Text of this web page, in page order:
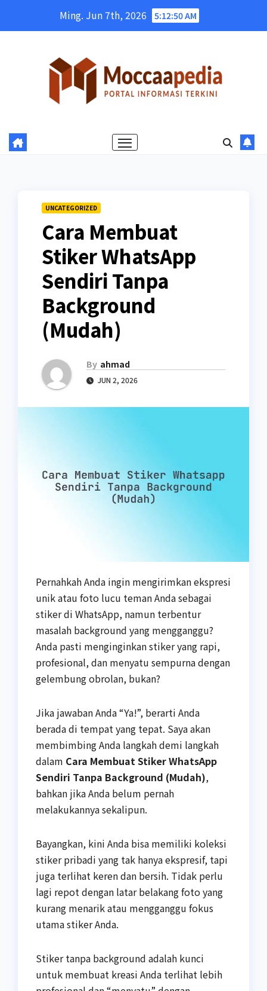
Ming. Jun 7th, 2026 5:12:51 AM
UNCATEGORIZED
Cara Membuat
Stiker WhatsApp
Sendiri Tanpa
Background
(Mudah)
By ahmad
JUN 2, 2026
Pernahkah Anda ingin mengirimkan ekspresi
unik atau foto lucu teman Anda sebagai
stiker di WhatsApp, namun terbentur
masalah background yang mengganggu?
Anda pasti menginginkan stiker yang rapi,
profesional, dan menyatu sempurna dengan
gelembung obrolan, bukan?
Jika jawaban Anda “Ya!”, berarti Anda
berada di tempat yang tepat. Saya akan
membimbing Anda langkah demi langkah
dalam Cara Membuat Stiker WhatsApp
Sendiri Tanpa Background (Mudah),
bahkan jika Anda belum pernah
melakukannya sekalipun.
Bayangkan, kini Anda bisa memiliki koleksi
stiker pribadi yang tak hanya ekspresif, tapi
juga terlihat keren dan bersih. Tidak perlu
lagi repot dengan latar belakang foto yang
kurang menarik atau mengganggu fokus
utama stiker Anda.
Stiker tanpa background adalah kunci
untuk membuat kreasi Anda terlihat lebih